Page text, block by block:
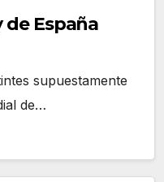
de España
supuestamente
de…